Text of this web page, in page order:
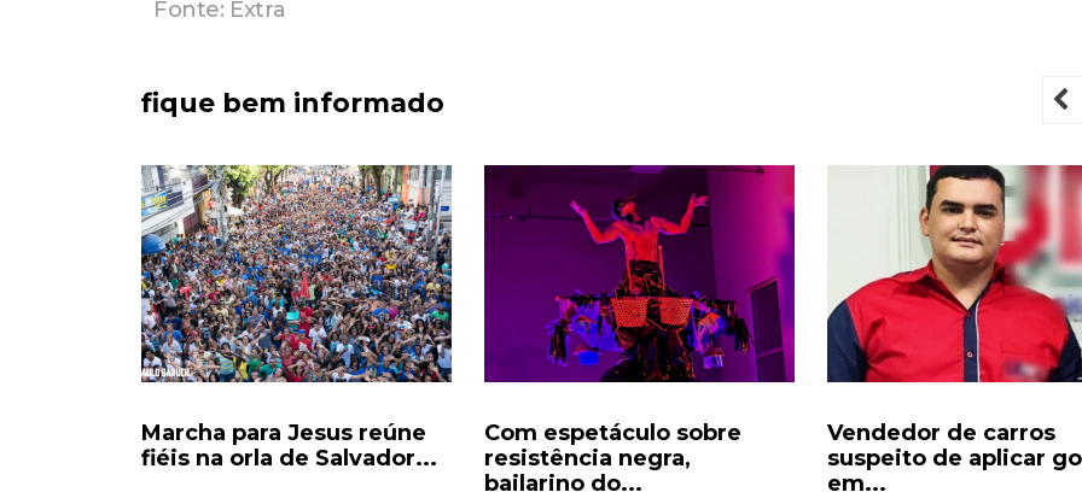
Fonte: Extra
fique bem informado
Marcha para Jesus reúne
fiéis na orla de Salvador...
Com espetáculo sobre
resistência negra,
bailarino do...
Vendedor de carros
suspeito de aplicar
em...